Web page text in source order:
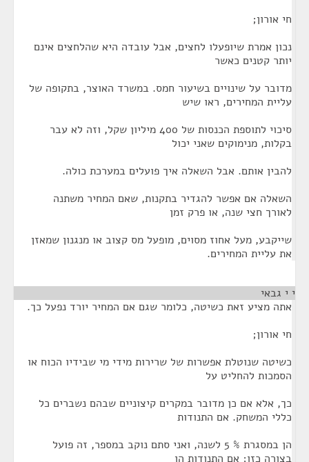
חי אורון;
נכון אמרת שיופעלו לחצים, אבל עובדה היא שהלחצים אינם
יותר קטנים כאשר
מדובר על שינויים בשיעור חמס. במשרד האוצר, בתקופה של
עליית המחירים, ראו שיש
סיכוי לתוספת הכנסות של 400 מיליון שקל, וזה לא עבר
בקלות, מנימוקים שאני יכול
להבין אותם. אבל השאלה איך פועלים במערכת כולה.
השאלה אם אפשר להגדיר בתקנות, שאם המחיר משתנה
לאורך חצי שנה, או פרק זמן
שייקבע, מעל אחוז מסוים, מופעל מס קצוב או מנגנון שמאזן
את עליית המחירים.
י י גבאי
אתה מציע זאת כשיטה, כלומר שגם אם המחיר יורד נפעל כך.
חי אורון;
כשיטה שנוטלת אפשרות של שרירות מידי מי שבידיו הכוח או
הסמכות להחליט על
כך, אלא אם כן מדובר במקרים קיצוניים שבהם נשברים כל
כללי המשחק. אם התנודות
הן במסגרת % 5 לשנה, ואני סתם נוקב במספר, זה פועל
בצורה כזו; אם התנודות הן